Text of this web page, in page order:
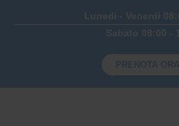
Lunedi - Venerdi
Sabato 08:00 -
PRENOTA ORA